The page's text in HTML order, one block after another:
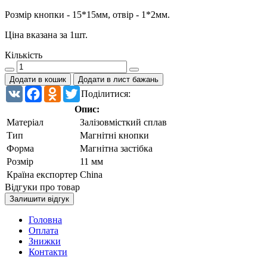
Розмір кнопки - 15*15мм, отвір - 1*2мм.
Ціна вказана за 1шт.
Кількість
Додати в кошик Додати в лист бажань
Поділитися:
VK FacebookOdnoklassniki
Twitter
Опис:
Матеріал
Залізовмісткий сплав
Тип
Магнітні кнопки
Форма
Магнітна застібка
Розмір
11 мм
Країна експортер China
Відгуки про товар
Залишити відгук
Головна
Оплата
Знижки
Контакти